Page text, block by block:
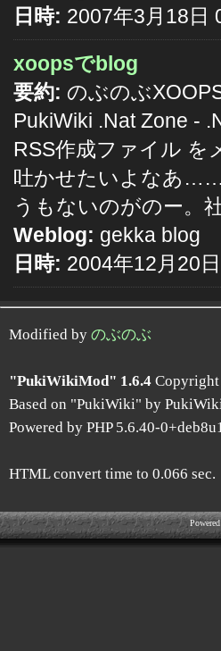
日時: 2007年3月18日
xoopsでblog
要約: のぶのぶ
PukiWiki .Nat Zone -
RSS作成ファイル を
吐かせたいよなあ
うもないのがのー。
Weblog: gekka blog
日時: 2004年12月20
Modified by のぶのぶ
"PukiWikiMod" 1.6.4
Based on "PukiWiki" by
Powered by PHP 5.6.40-
HTML convert time to 0.066 sec.